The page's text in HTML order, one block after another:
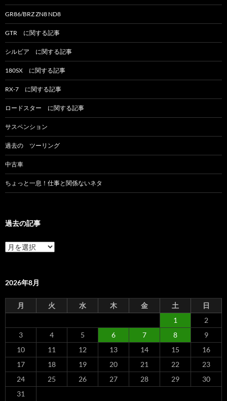
GR86/BRZ ZN8 ND8
GTR に関する記事
シルビア に関する記事
180SX に関する記事
RX-7 に関する記事
ロードスター に関する記事
サスペンション
過去の ツーリング
中古車
ちょっと一息！仕事と関係ないネタ
過去の記事
過
去
事
2026年8月
月 火 水 木 金 土
日
1
2
3
4 5 6 7 8
9
10
11 12 13 14 15
16
17
18 19 20 21 22
23
24
25 26 27 28 29
30
31